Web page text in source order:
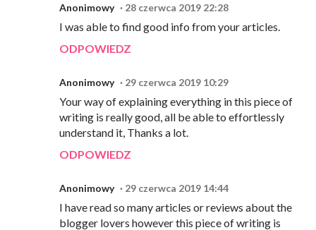
Anonimowy 28 czerwca 2019 22:28
I was able to find good info from your articles.
ODPOWIEDZ
Anonimowy 29 czerwca 2019 10:29
Your way of explaining everything in this piece of
writing is really good, all be able to effortlessly
understand it, Thanks a lot.
ODPOWIEDZ
Anonimowy 29 czerwca 2019 14:44
I have read so many articles or reviews about the
blogger lovers however this piece of writing is